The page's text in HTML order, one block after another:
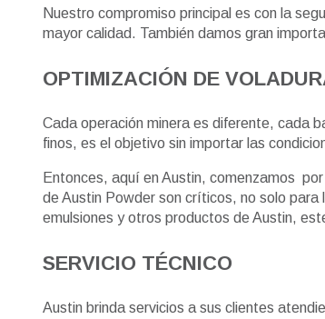
Nuestro compromiso principal es con la
mayor calidad. También damos gran
OPTIMIZACIÓN DE
Cada operación minera es diferente, cada
finos, es el objetivo sin importar las
Entonces, aquí en Austin, comenzamos
de Austin Powder son críticos, no solo
emulsiones y otros productos de Austin,
SERVICIO TÉCNICO
Austin brinda servicios a sus clientes